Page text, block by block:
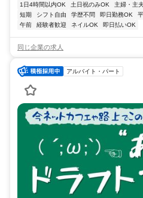
1日4時間以内OK
土日祝のみOK 主婦・主
短期
シフト自由 学歴不問 即日勤務OK
午前
経験者歓迎 ネイルOK 即日払いOK
同じ企業の求人
アルバイト・パート